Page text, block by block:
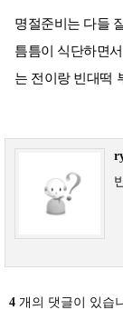
명절준비는 다들
틈틈이 식단하면
는 전이랑 빈대떡
4 개의 댓글이 있습